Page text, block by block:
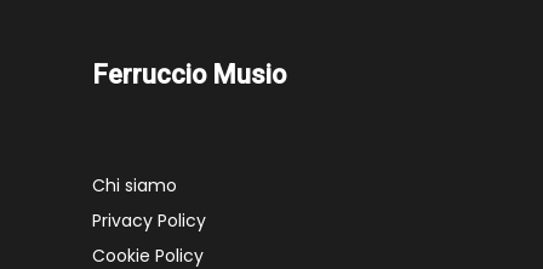
Ferruccio Musio
Chi siamo
Privacy Policy
Cookie Policy